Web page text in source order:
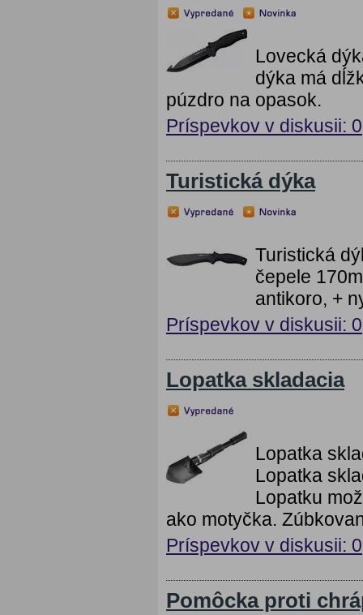
Lovecká
dýka má
púzdro na opasok.
Príspevkov v diskusii: 0
Turistická dýka
Turistická
čepele
antikoro, +
Príspevkov v diskusii: 0
Lopatka skladacia
Lopatka
Lopatka
Lopatku
ako motyčka.
Príspevkov v diskusii: 0
Pomôcka proti